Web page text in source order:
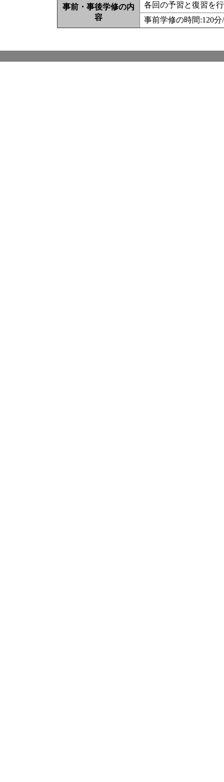
事前・事後学修の内
容
各回の予習と復習を
事前学修の時間